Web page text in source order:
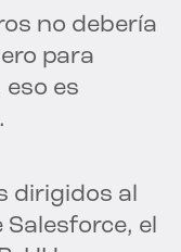
no debería
para
eso es
dirigidos al
el